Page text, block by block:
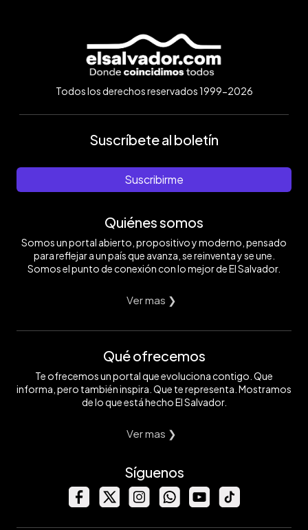
Todos los derechos reservados 1999-2026
Suscríbete al boletín
Suscribirme
Quiénes somos
Somos un portal abierto, propositivo y moderno, pensado
para reflejar a un país que avanza, se reinventa y se une.
Somos el punto de conexión con lo mejor de El Salvador.
Ver mas ❯
Qué ofrecemos
Te ofrecemos un portal que evoluciona contigo. Que
informa, pero también inspira. Que te representa. Mostramos
de lo que está hecho El Salvador.
Ver mas ❯
Síguenos